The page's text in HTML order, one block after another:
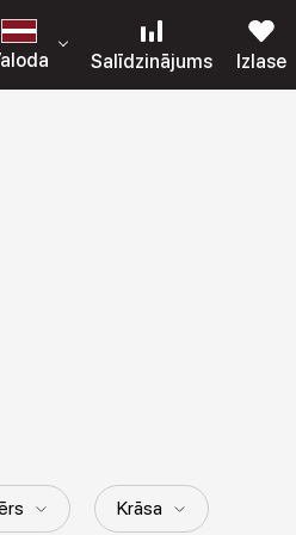
Salīdzinājums Izlase
Krāsa